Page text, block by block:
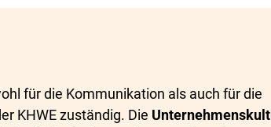
für die Kommunikation als auch für die
KHWE zuständig. Die